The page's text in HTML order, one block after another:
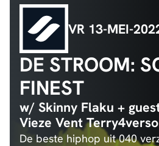
VR 13-MEI-
DE STROOM:
FINEST
w/ Skinny Flaku +
Vieze Vent
De beste hiphop uit 040